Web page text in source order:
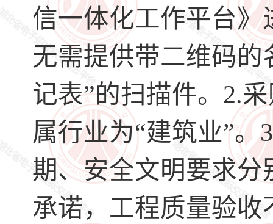
信一体化工作平台
无需提供带二维码
记表”的扫描件。2.
属行业为“建筑业”
期、安全文明要求
承诺，工程质量验